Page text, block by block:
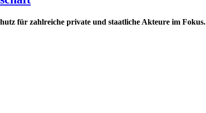
für zahlreiche private und staatliche Akteure im Fokus.